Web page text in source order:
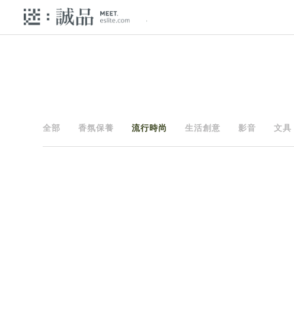
全部 香氛保養 流行時尚 生活創意 影音 文具